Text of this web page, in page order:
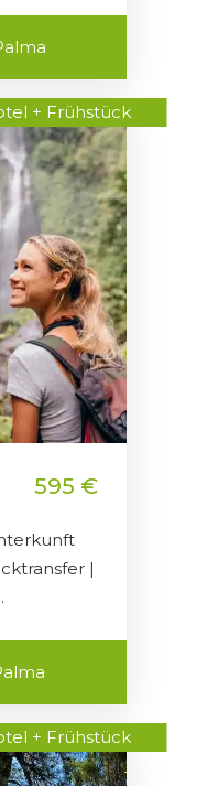
+ Frühstück
595 €
|
+ Frühstück